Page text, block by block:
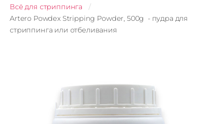
Всё для стриппинга
Artero Powdex Stripping Powder, 500g - пудра для
стриппинга или отбеливания